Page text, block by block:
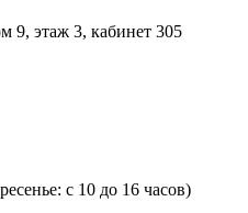
9, этаж 3, кабинет 305
с 10 до 16 часов)